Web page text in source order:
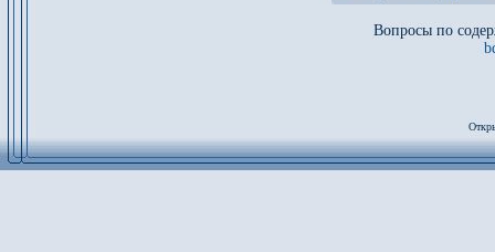
Вопросы по